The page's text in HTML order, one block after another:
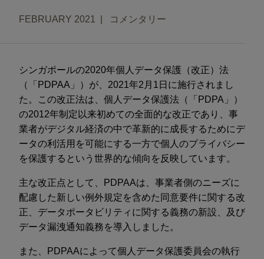
FEBRUARY 2021 コメンタリー
シンガポールの2020年個人データ保護（改正）法
（「PDPAA」）が、2021年2月1日に施行されまし
た。この改正法は、個人データ保護法（「PDPA」）
の2012年制定以来初めての全面的な改正であり、事
業者がデジタル経済の中で革新的に成長するためにデ
ータの利活用を可能にする一方で個人のプライバシー
を保護するという世界的な傾向を反映しています。
主な改正点として、PDPAAは、事業者側のニーズに
配慮した新しい例外規定を含めた同意要件に関する改
正、データポータビリティに関する義務の新設、及び
データ漏洩通知義務を導入しました。
また、PDPAAによって個人データ保護委員会の執行